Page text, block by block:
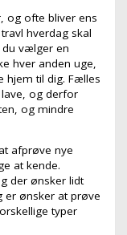
og ofte bliver ens
hverdag skal
du vælger en
hver anden uge,
hjem til dig. Fælles
og derfor
og mindre
afprøve nye
at kende.
der ønsker lidt
er ønsker at prøve
typer